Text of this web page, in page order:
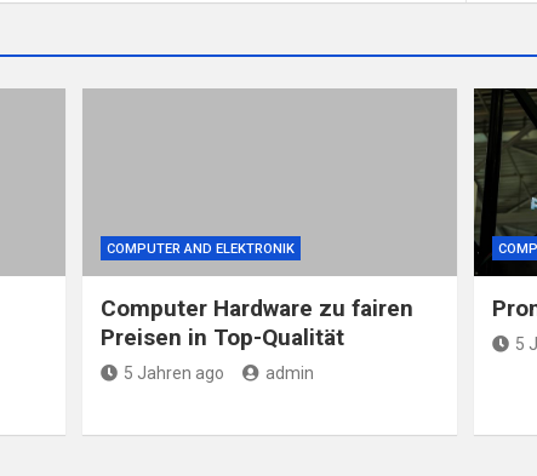
COMPUTER AND ELEKTRONIK
Computer Hardware zu fairen
Preisen in Top-Qualität
5 Jahren ago admin
5